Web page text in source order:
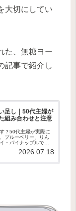
大切にしてい
た、無糖ヨー
記事で紹介し
足し｜50代主婦が
組み合わせと注意
？50代主婦が実際に
ブルーベリー、りん
・パイナップルで苦
2026.07.18